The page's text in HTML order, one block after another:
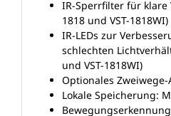
IR-Sperrfilter für klare
1818 und VST-1818WI)
IR-LEDs zur
schlechten
und VST-1818WI)
Optionales Zweiwege-
Lokale Speicherung: